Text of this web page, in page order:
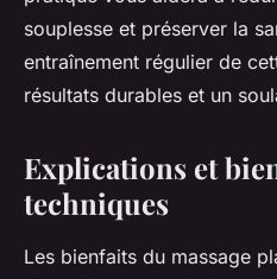
souplesse et préserver la
entraînement régulier de
résultats durables et un
Explications et
techniques
Les bienfaits du massage